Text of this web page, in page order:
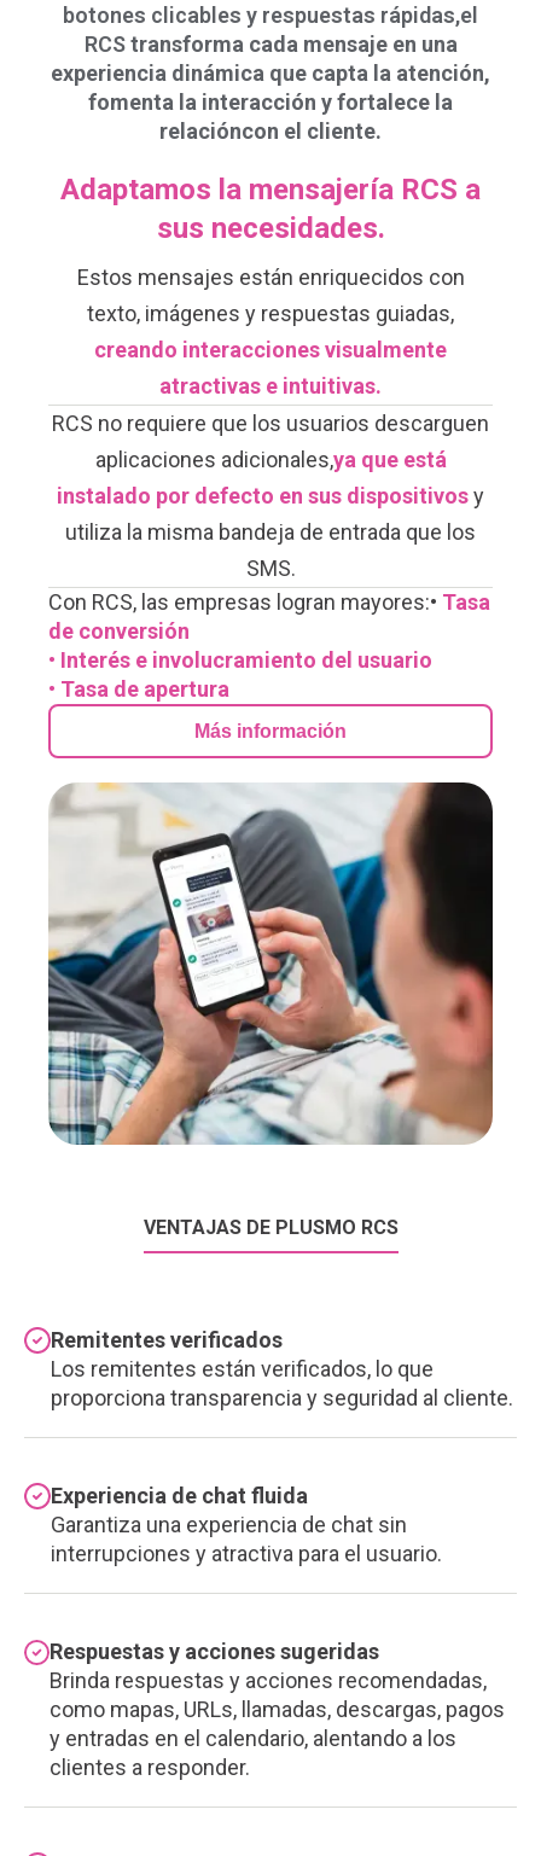
botones clicables y respuestas rápidas,el
RCStransforma cada mensaje en una
experiencia dinámica que capta la atención,
fomenta la interacción y fortalece la
relacióncon el cliente.
Adaptamos la mensajería RCS a
sus necesidades.
Estos mensajes están enriquecidos con
texto, imágenes y respuestas guiadas,
creando interacciones visualmente
atractivas e intuitivas.
RCS no requiere que los usuarios descarguen
aplicaciones adicionales,ya que está
instalado por defecto en sus dispositivosy
utiliza la misma bandeja de entrada que los
SMS.
Con RCS, las empresas logran mayores:• Tasa
de conversión
• Interés e involucramiento del usuario
• Tasa de apertura
Más información
VENTAJAS DE PLUSMO RCS
Remitentes verificados
Los remitentes están verificados, lo que
proporciona transparencia y seguridad al cliente.
Experiencia de chat fluida
Garantiza una experiencia de chat sin
interrupciones y atractiva para el usuario.
Respuestas y acciones sugeridas
Brinda respuestas y acciones recomendadas,
como mapas, URLs, llamadas, descargas, pagos
y entradas en el calendario, alentando a los
clientes a responder.